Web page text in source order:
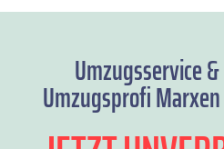
Umzugsservice
Umzugsprofi